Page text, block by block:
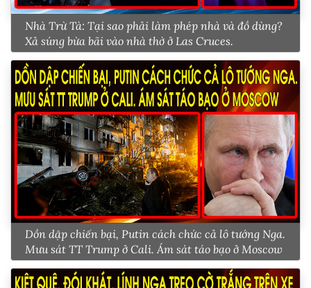
Nhà Trừ Tà: Tại sao phải làm phép nhà và đồ dùng?
Xả súng bừa bãi vào nhà thờ ở Las Cruces.
Dồn dập chiến bại, Putin cách chức cả lô tướng Nga.
Mưu sát TT Trump ở Cali. Ám sát táo bạo ở Moscow